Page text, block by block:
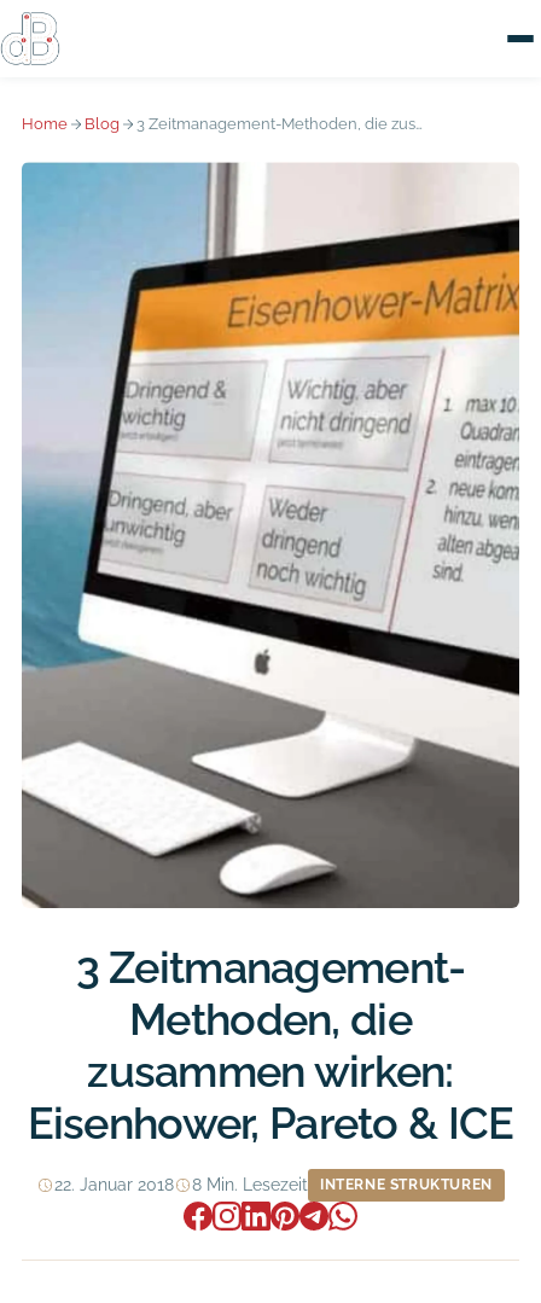
Home Blog 3 Zeitmanagement-Methoden, die zusammen wirken: Eisenhower, Pareto & ICE
3 Zeitmanagement-
Methoden, die
zusammen wirken:
Eisenhower, Pareto & ICE
22. Januar 2018 8 Min. Lesezeit INTERNE STRUKTUREN